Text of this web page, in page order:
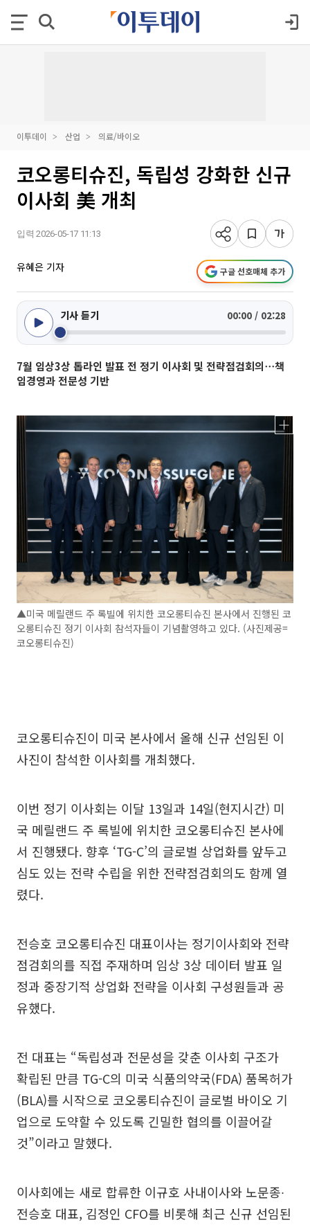
이투데이 산업 의료/바이오
코오롱티슈진, 독립성 강화한 신규
이사회 美 개최
입력 2026-05-17 11:13
유혜은 기자 구글 선호매체 추가
기사 듣기 00:00 / 02:28
7월 임상3상 톱라인 발표 전 정기 이사회 및 전략점검회의⋯책
임경영과 전문성 기반
▲미국 메릴랜드 주 록빌에 위치한 코오롱티슈진 본사에서 진행된 코
오롱티슈진 정기 이사회 참석자들이 기념촬영하고 있다. (사진제공=
코오롱티슈진)
코오롱티슈진이 미국 본사에서 올해 신규 선임된 이
사진이 참석한 이사회를 개최했다.
이번 정기 이사회는 이달 13일과 14일(현지시간) 미
국 메릴랜드 주 록빌에 위치한 코오롱티슈진 본사에
서 진행됐다. 향후 ‘TG-C’의 글로벌 상업화를 앞두고
심도 있는 전략 수립을 위한 전략점검회의도 함께 열
렸다.
전승호 코오롱티슈진 대표이사는 정기이사회와 전략
점검회의를 직접 주재하며 임상 3상 데이터 발표 일
정과 중장기적 상업화 전략을 이사회 구성원들과 공
유했다.
전 대표는 “독립성과 전문성을 갖춘 이사회 구조가
확립된 만큼 TG-C의 미국 식품의약국(FDA) 품목허가
(BLA)를 시작으로 코오롱티슈진이 글로벌 바이오 기
업으로 도약할 수 있도록 긴밀한 협의를 이끌어갈
것”이라고 말했다.
이사회에는 새로 합류한 이규호 사내이사와 노문종∙
전승호 대표, 김정인 CFO를 비롯해 최근 신규 선임된